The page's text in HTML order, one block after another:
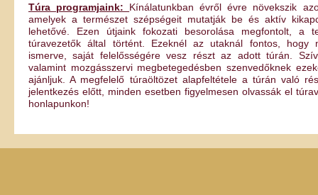
Túra programjaink: Kínálatunkban évről évre növekszik
amelyek a természet szépségeit mutatják be és aktív
lehetővé. Ezen útjaink fokozati besorolása megfontolt, a
túravezetők által történt. Ezeknél az utaknál fontos, hogy
ismerve, saját felelősségére vesz részt az adott túrán.
valamint mozgásszervi megbetegedésben szenvedőknek
ajánljuk. A megfelelő túraöltözet alapfeltétele a túrán való
jelentkezés előtt, minden esetben figyelmesen olvassák el
honlapunkon!